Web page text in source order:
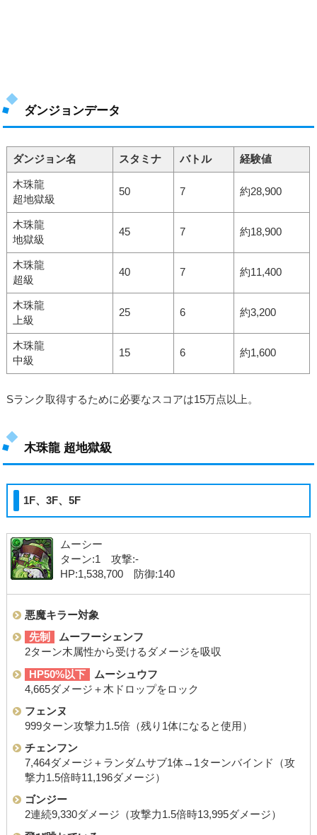
ダンジョンデータ
ダンジョン名 スタミナ バトル 経験値
木珠龍
超地獄級
50 7 約28,900
木珠龍
地獄級
45 7 約18,900
木珠龍
超級
40 7 約11,400
木珠龍
上級
25 6 約3,200
木珠龍
中級
15 6 約1,600
Sランク取得するために必要なスコアは15万点以上。
木珠龍 超地獄級
1F、3F、5F
ムーシー
ターン:1 攻撃:-
HP:1,538,700 防御:140
悪魔キラー対象
先制
ムーフーシェンフ
2ターン木属性から受けるダメージを吸収
HP50%以下
ムーシュウフ
4,665ダメージ＋木ドロップをロック
フェンヌ
999ターン攻撃力1.5倍（残り1体になると使用）
チェンフン
7,464ダメージ＋ランダムサブ1体→1ターンバインド（攻
撃力1.5倍時11,196ダメージ）
ゴンジー
2連続9,330ダメージ（攻撃力1.5倍時13,995ダメージ）